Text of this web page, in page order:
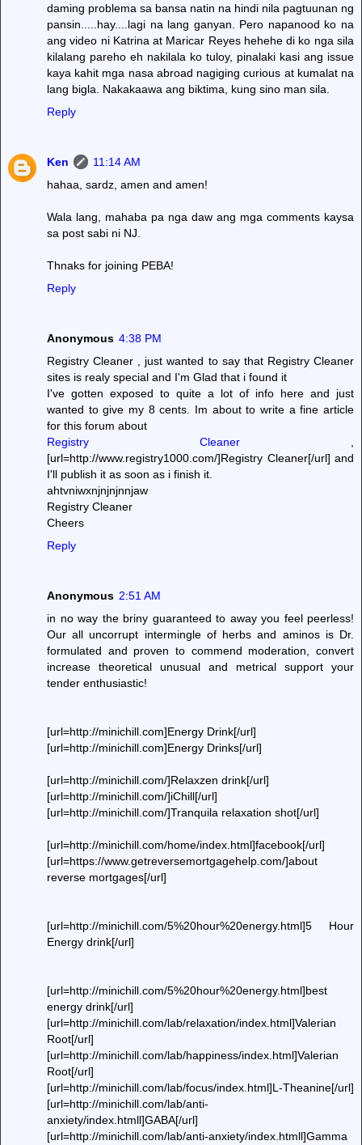
daming problema sa bansa natin na hindi nila pagtuunan ng
pansin.....hay....lagi na lang ganyan. Pero napanood ko na
ang video ni Katrina at Maricar Reyes hehehe di ko nga sila
kilalang pareho eh nakilala ko tuloy, pinalaki kasi ang issue
kaya kahit mga nasa abroad nagiging curious at kumalat na
lang bigla. Nakakaawa ang biktima, kung sino man sila.
Reply
Ken
11:14 AM
hahaa, sardz, amen and amen!
Wala lang, mahaba pa nga daw ang mga comments kaysa
sa post sabi ni NJ.
Thnaks for joining PEBA!
Reply
Anonymous 4:38 PM
Registry Cleaner , just wanted to say that Registry Cleaner
sites is realy special and I'm Glad that i found it
I've gotten exposed to quite a lot of info here and just
wanted to give my 8 cents. Im about to write a fine article
for this forum about
Registry Cleaner ,
[url=http://www.registry1000.com/]Registry Cleaner[/url] and
I'll publish it as soon as i finish it.
ahtvniwxnjnjnjnnjaw
Registry Cleaner
Cheers
Reply
Anonymous 2:51 AM
in no way the briny guaranteed to away you feel peerless!
Our all uncorrupt intermingle of herbs and aminos is Dr.
formulated and proven to commend moderation, convert
increase theoretical unusual and metrical support your
tender enthusiastic!
[url=http://minichill.com]Energy Drink[/url]
[url=http://minichill.com]Energy Drinks[/url]
[url=http://minichill.com/]Relaxzen drink[/url]
[url=http://minichill.com/]iChill[/url]
[url=http://minichill.com/]Tranquila relaxation shot[/url]
[url=http://minichill.com/home/index.html]facebook[/url]
[url=https://www.getreversemortgagehelp.com/]about
reverse mortgages[/url]
[url=http://minichill.com/5%20hour%20energy.html]5 Hour
Energy drink[/url]
[url=http://minichill.com/5%20hour%20energy.html]best
energy drink[/url]
[url=http://minichill.com/lab/relaxation/index.html]Valerian
Root[/url]
[url=http://minichill.com/lab/happiness/index.html]Valerian
Root[/url]
[url=http://minichill.com/lab/focus/index.html]L-Theanine[/url]
[url=http://minichill.com/lab/anti-
anxiety/index.htmll]GABA[/url]
[url=http://minichill.com/lab/anti-anxiety/index.htmll]Gamma